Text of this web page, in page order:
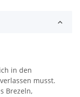
in den
musst.
Brezeln,